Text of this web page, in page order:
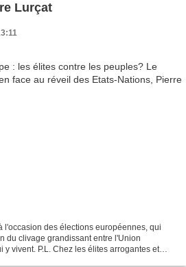
Lurçat
l'occasion des élections européennes, qui
du clivage grandissant entre l'Union
vivent. P.L. Chez les élites arrogantes et